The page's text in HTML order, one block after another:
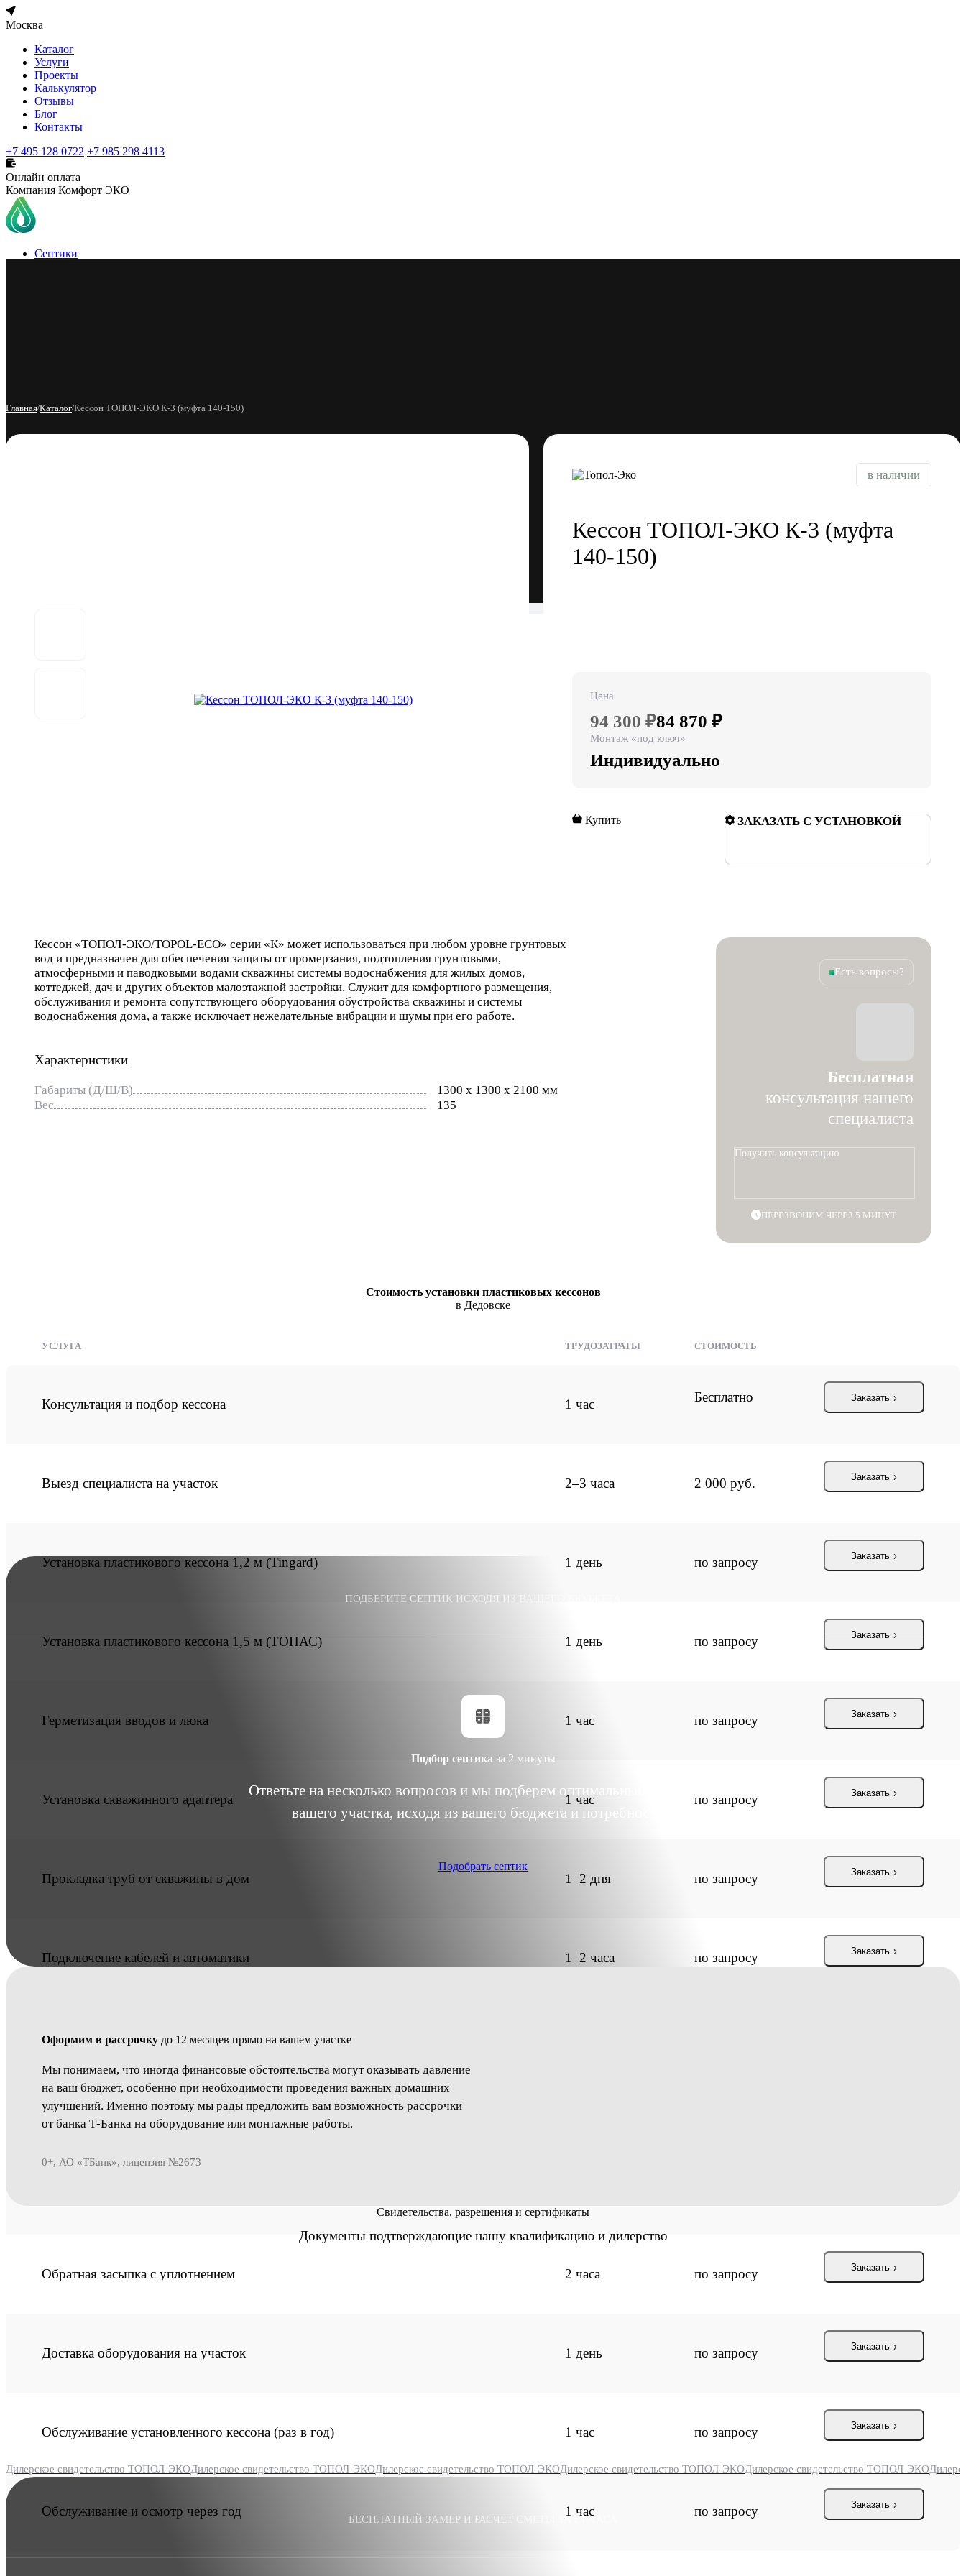
Москва
Каталог
Услуги
Проекты
Калькулятор
Отзывы
Блог
Контакты
+7 495 128 0722 +7 985 298 4113
Онлайн оплата
Компания Комфорт ЭКО
Септики
Главная/Каталог/Кессон ТОПОЛ-ЭКО К-3 (муфта 140-150)
в наличии
Кессон ТОПОЛ-ЭКО К-3 (муфта
140-150)
Цена
94 300 ₽84 870 ₽
Монтаж «под ключ»
Индивидуально
Купить ЗАКАЗАТЬ С УСТАНОВКОЙ
Кессон «ТОПОЛ-ЭКО/TOPOL-ECO» серии «К» может использоваться при любом уровне грунтовых
вод и предназначен для обеспечения защиты от промерзания, подтопления грунтовыми,
атмосферными и паводковыми водами скважины системы водоснабжения для жилых домов,
коттеджей, дач и других объектов малоэтажной застройки. Служит для комфортного размещения,
обслуживания и ремонта сопутствующего оборудования обустройства скважины и системы
водоснабжения дома, а также исключает нежелательные вибрации и шумы при его работе.
Характеристики
Габариты (Д/Ш/В)
1300 x 1300 x 2100 мм
Вес
135
Есть вопросы?
Бесплатная
консультация нашего
специалиста
Получить консультацию
ПЕРЕЗВОНИМ ЧЕРЕЗ 5 МИНУТ
Стоимость установки пластиковых кессонов
в Дедовске
УСЛУГА ТРУДОЗАТРАТЫ СТОИМОСТЬ
Консультация и подбор кессона 1 час Бесплатно Заказать
Выезд специалиста на участок 2–3 часа 2 000 руб. Заказать
Установка пластикового кессона 1,2 м (Tingard) 1 день по запросу Заказать
Установка пластикового кессона 1,5 м (ТОПАС) 1 день по запросу Заказать
Герметизация вводов и люка 1 час по запросу Заказать
Установка скважинного адаптера 1 час по запросу Заказать
Прокладка труб от скважины в дом 1–2 дня по запросу Заказать
Подключение кабелей и автоматики 1–2 часа по запросу Заказать
Утепление кессона (внутри и снаружи)
Установка дренажной системы вокруг кессона
Обратная засыпка с уплотнением 2 часа по запросу Заказать
Доставка оборудования на участок 1 день по запросу Заказать
Обслуживание установленного кессона (раз в год) 1 час по запросу Заказать
Обслуживание и осмотр через год 1 час по запросу Заказать
ПОДБЕРИТЕ СЕПТИК ИСХОДЯ ИЗ ВАШЕГО БЮДЖЕТА
Подбор септика за 2 минуты
Ответьте на несколько вопросов и мы подберем оптимальный септик для
вашего участка, исходя из вашего бюджета и потребностей.
Подобрать септик
Оформим в рассрочку до 12 месяцев прямо на вашем участке
Мы понимаем, что иногда финансовые обстоятельства могут оказывать давление
на ваш бюджет, особенно при необходимости проведения важных домашних
улучшений. Именно поэтому мы рады предложить вам возможность рассрочки
от банка Т-Банка на оборудование или монтажные работы.
0+, АО «ТБанк», лицензия №2673
Свидетельства, разрешения и сертификаты
Документы подтверждающие нашу квалификацию и дилерство
Дилерское свидетельство ТОПОЛ-ЭКОДилерское свидетельство ТОПОЛ-ЭКОДилерское свидетельство ТОПОЛ-ЭКОДилерское свидетельство ТОПОЛ-ЭКОДилерское свидетельство ТОПОЛ-ЭКО
БЕСПЛАТНЫЙ ЗАМЕР И РАСЧЕТ СМЕТЫ ЗА 24 ЧАСА